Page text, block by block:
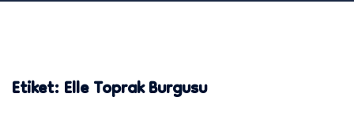
Etiket:Elle Toprak Burgusu